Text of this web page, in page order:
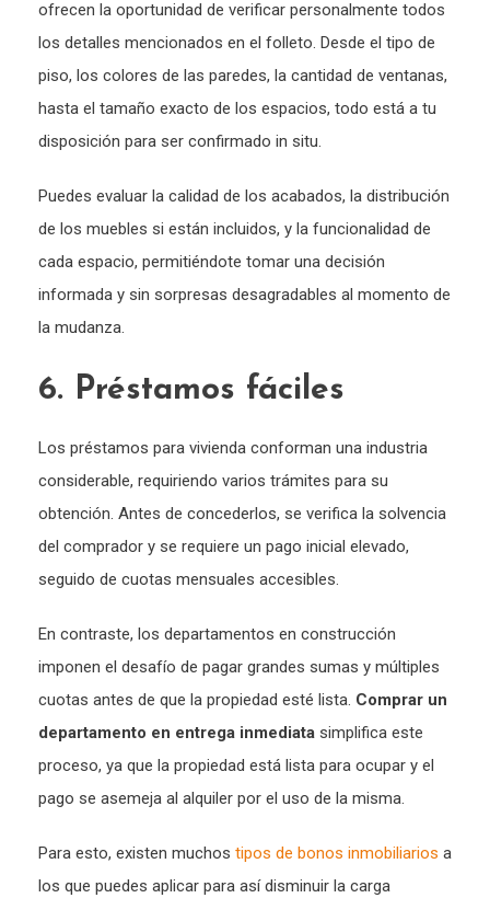
ofrecen la oportunidad de verificar personalmente todos
los detalles mencionados en el folleto. Desde el tipo de
piso, los colores de las paredes, la cantidad de ventanas,
hasta el tamaño exacto de los espacios, todo está a tu
disposición para ser confirmado in situ.
Puedes evaluar la calidad de los acabados, la distribución
de los muebles si están incluidos, y la funcionalidad de
cada espacio, permitiéndote tomar una decisión
informada y sin sorpresas desagradables al momento de
la mudanza.
6. Préstamos fáciles
Los préstamos para vivienda conforman una industria
considerable, requiriendo varios trámites para su
obtención. Antes de concederlos, se verifica la solvencia
del comprador y se requiere un pago inicial elevado,
seguido de cuotas mensuales accesibles.
En contraste, los departamentos en construcción
imponen el desafío de pagar grandes sumas y múltiples
cuotas antes de que la propiedad esté lista. Comprar un
departamento en entrega inmediata simplifica este
proceso, ya que la propiedad está lista para ocupar y el
pago se asemeja al alquiler por el uso de la misma.
Para esto, existen muchos tipos de bonos inmobiliarios a
los que puedes aplicar para así disminuir la carga